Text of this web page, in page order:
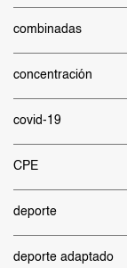
combinadas
concentración
covid-19
CPE
deporte
deporte adaptado